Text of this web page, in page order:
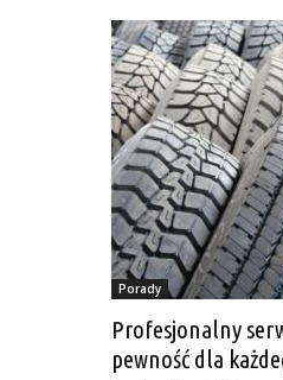
Porady
Profesjonalny
pewność dla